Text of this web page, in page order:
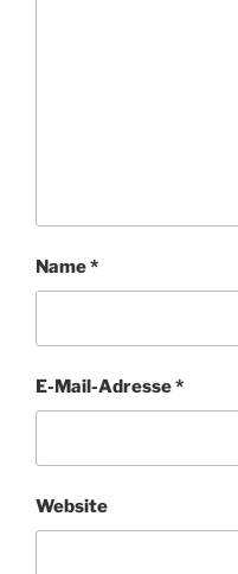
Name*
E-Mail-Adresse*
Website